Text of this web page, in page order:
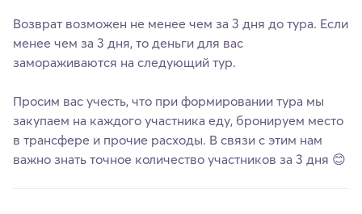
Возврат возможен не менее чем за 3 дня до тура. Если
менее чем за 3 дня, то деньги для вас
замораживаются на следующий тур.
Просим вас учесть, что при формировании тура мы
закупаем на каждого участника еду, бронируем место
в трансфере и прочие расходы. В связи с этим нам
важно знать точное количество участников за 3 дня 😊